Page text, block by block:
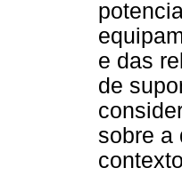
e das
de
sobre a